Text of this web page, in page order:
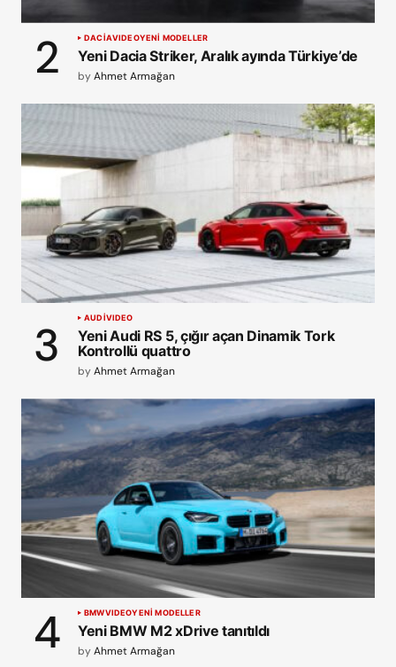
DACIAVIDEOYENİ MODELLER
Yeni Dacia Striker, Aralık ayında Türkiye’de
byAhmet Armağan
AUDIVIDEO
Yeni Audi RS 5, çığır açan Dinamik Tork
Kontrollü quattro
byAhmet Armağan
BMWVIDEOYENİ MODELLER
Yeni BMW M2 xDrive tanıtıldı
byAhmet Armağan